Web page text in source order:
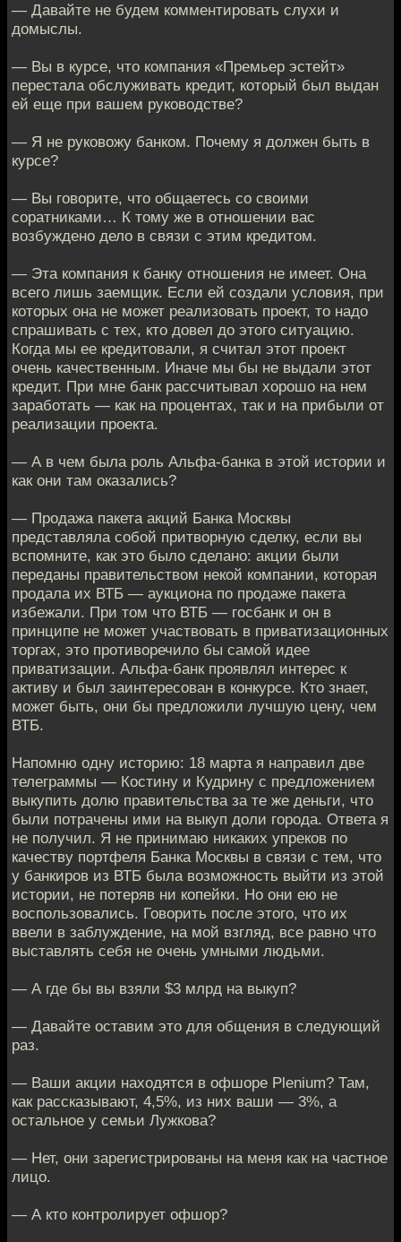
— Давайте не будем комментировать слухи и
домыслы.
— Вы в курсе, что компания «Премьер эстейт»
перестала обслуживать кредит, который был выдан
ей еще при вашем руководстве?
— Я не руковожу банком. Почему я должен быть в
курсе?
— Вы говорите, что общаетесь со своими
соратниками… К тому же в отношении вас
возбуждено дело в связи с этим кредитом.
— Эта компания к банку отношения не имеет. Она
всего лишь заемщик. Если ей создали условия, при
которых она не может реализовать проект, то надо
спрашивать с тех, кто довел до этого ситуацию.
Когда мы ее кредитовали, я считал этот проект
очень качественным. Иначе мы бы не выдали этот
кредит. При мне банк рассчитывал хорошо на нем
заработать — как на процентах, так и на прибыли от
реализации проекта.
— А в чем была роль Альфа-банка в этой истории и
как они там оказались?
— Продажа пакета акций Банка Москвы
представляла собой притворную сделку, если вы
вспомните, как это было сделано: акции были
переданы правительством некой компании, которая
продала их ВТБ — аукциона по продаже пакета
избежали. При том что ВТБ — госбанк и он в
принципе не может участвовать в приватизационных
торгах, это противоречило бы самой идее
приватизации. Альфа-банк проявлял интерес к
активу и был заинтересован в конкурсе. Кто знает,
может быть, они бы предложили лучшую цену, чем
ВТБ.
Напомню одну историю: 18 марта я направил две
телеграммы — Костину и Кудрину с предложением
выкупить долю правительства за те же деньги, что
были потрачены ими на выкуп доли города. Ответа я
не получил. Я не принимаю никаких упреков по
качеству портфеля Банка Москвы в связи с тем, что
у банкиров из ВТБ была возможность выйти из этой
истории, не потеряв ни копейки. Но они ею не
воспользовались. Говорить после этого, что их
ввели в заблуждение, на мой взгляд, все равно что
выставлять себя не очень умными людьми.
— А где бы вы взяли $3 млрд на выкуп?
— Давайте оставим это для общения в следующий
раз.
— Ваши акции находятся в офшоре Plenium? Там,
как рассказывают, 4,5%, из них ваши — 3%, а
остальное у семьи Лужкова?
— Нет, они зарегистрированы на меня как на частное
лицо.
— А кто контролирует офшор?